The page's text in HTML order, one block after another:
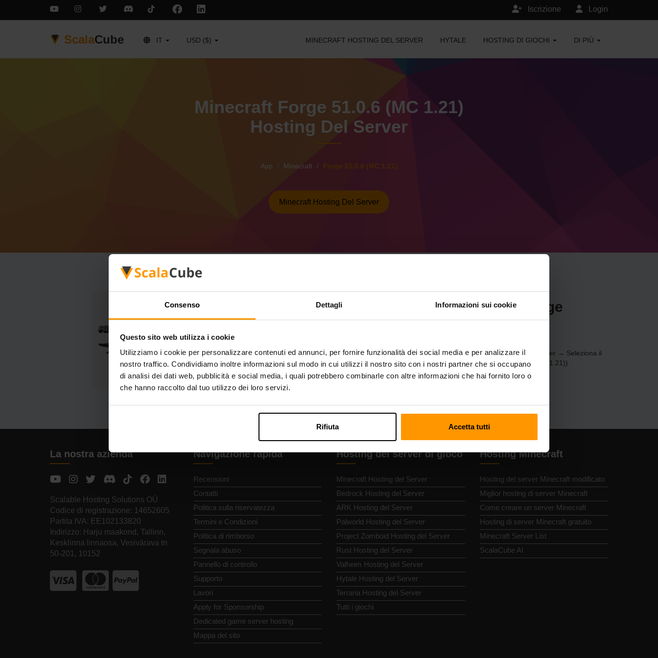
Consenso Dettagli Informazioni sui cookie
Questo sito web utilizza i cookie
Utilizziamo i cookie per personalizzare contenuti ed annunci, per fornire funzionalità dei social media e per analizzare il
nostro traffico. Condividiamo inoltre informazioni sul modo in cui utilizzi il nostro sito con i nostri partner che si occupano
di analisi dei dati web, pubblicità e social media, i quali potrebbero combinarle con altre informazioni che hai fornito loro o
che hanno raccolto dal tuo utilizzo dei loro servizi.
Rifiuta Accetta tutti
Login
Iscrizione
ScalaCube IT USD ($) MINECRAFT HOSTING DEL SERVER HYTALE HOSTING DI GIOCHI DI PIÙ
Minecraft Forge 51.0.6 (MC 1.21)
Hosting Del Server
App Minecraft Forge 51.0.6 (MC 1.21)
Minecraft Hosting Del Server
Come creare un server Minecraft Forge
51.0.6 (MC 1.21).
Installa il server a Forge 51.0.6 (MC 1.21) tramite ilPannello di controllo
(Server → Seleziona il
tuo server → Server di gioco → Aggiungi server di gioco → Forge 51.0.6 (MC 1.21))
Divertiti a giocare sul server!
La nostra azienda
Scalable Hosting Solutions OÜ
Codice di registrazione: 14652605
Partita IVA: EE102133820
Indirizzo: Harju maakond, Tallinn,
Kesklinna linnaosa, Vesivärava tn
50-201, 10152
Navigazione rapida
Recensioni
Contatti
Politica sulla riservatezza
Termini e Condizioni
Politica di rimborso
Segnala abuso
Pannello di controllo
Supporto
Lavori
Apply for Sponsorship
Dedicated game server hosting
Mappa del sito
Hosting del server di gioco
Minecraft Hosting del Server
Bedrock Hosting del Server
ARK Hosting del Server
Palworld Hosting del Server
Project Zomboid Hosting del Server
Rust Hosting del Server
Valheim Hosting del Server
Hytale Hosting del Server
Terraria Hosting del Server
Tutti i giochi
Hosting Minecraft
Hosting del server Minecraft modificato
Miglior hosting di server Minecraft
Come creare un server Minecraft
Hosting di server Minecraft gratuito
Minecraft Server List
ScalaCube AI